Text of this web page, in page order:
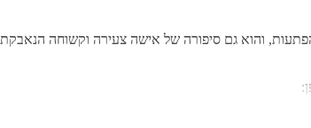
והוא גם סיפורה של אישה צעירה וקשוחה
שלנו. העלילה משעשעת, הדמויות עסיסיות...